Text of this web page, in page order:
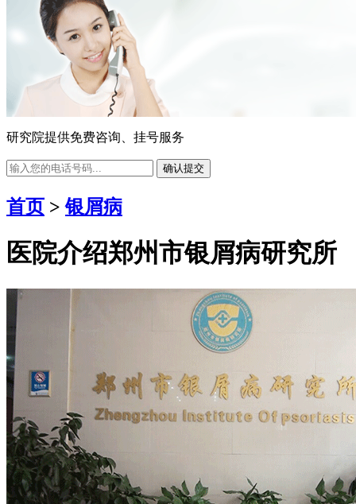
研究院提供免费咨询、挂号服务
确认提交
首页 >银屑病
医院介绍郑州市银屑病研究所